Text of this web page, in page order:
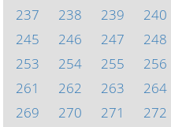
237
238 239 240
245
246 247 248
253
254 255 256
261
262 263 264
269
270 271 272